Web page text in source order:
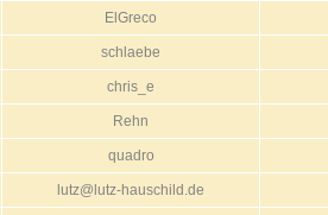
ElGreco
schlaebe
chris_e
Rehn
quadro
lutz@lutz-hauschild.de